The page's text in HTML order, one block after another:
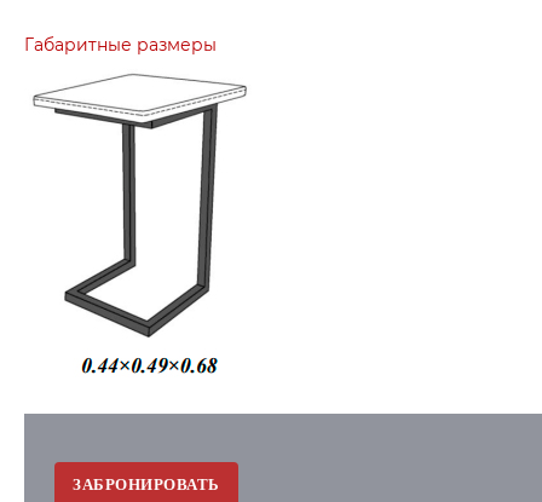
Габаритные размеры
ЗАБРОНИРОВАТЬ